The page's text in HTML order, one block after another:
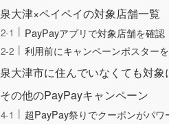
泉大津×ペイペイの対象店舗一覧
PayPayアプリで対象店舗を確認
利用前にキャンペーンポスター
泉大津市に住んでいなくても対象
その他のPayPayキャンペーン
超PayPay祭りでクーポンがパワ